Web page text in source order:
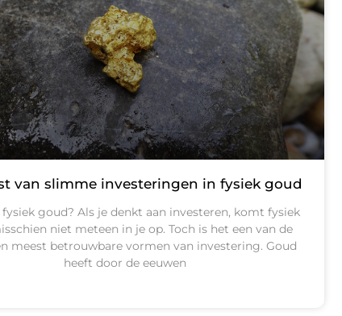
van slimme investeringen in fysiek goud
goud? Als je denkt aan investeren, komt fysiek
niet meteen in je op. Toch is het een van de
meest betrouwbare vormen van investering. Goud
heeft door de eeuwen